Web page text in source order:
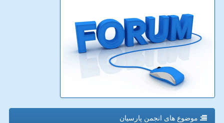
موضوع های انجمن پارسیان